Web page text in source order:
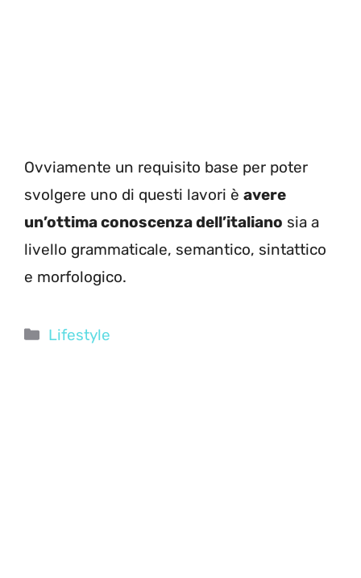
Ovviamente un requisito base per poter
svolgere uno di questi lavori è avere
un’ottima conoscenza dell’italiano sia a
livello grammaticale, semantico, sintattico
e morfologico.
Categorie
Lifestyle